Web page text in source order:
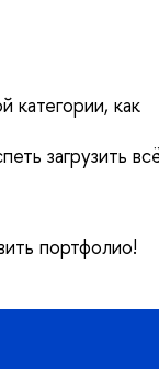
категории, как
загрузить
портфолио!